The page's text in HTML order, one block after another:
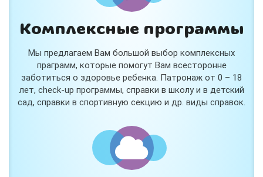
Комплексные программы
Мы предлагаем Вам большой выбор комплексных
праграмм, которые помогут Вам всесторонне
заботиться о здоровье ребенка. Патронаж от 0 – 18
лет, check-up программы, справки в школу и в детский
сад, справки в спортивную секцию и др. виды справок.